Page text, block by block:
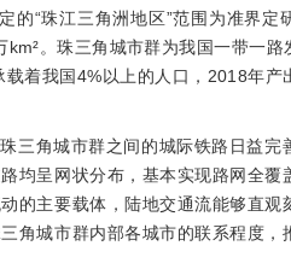
“珠江三角洲地区”范围为准界定
。珠三角城市群为我国一带一
着我国4%以上的人口，2018年产
三角城市群之间的城际铁路日益完
均呈网状分布，基本实现路网全覆
的主要载体，陆地交通流能够直观
角城市群内部各城市的联系程度，